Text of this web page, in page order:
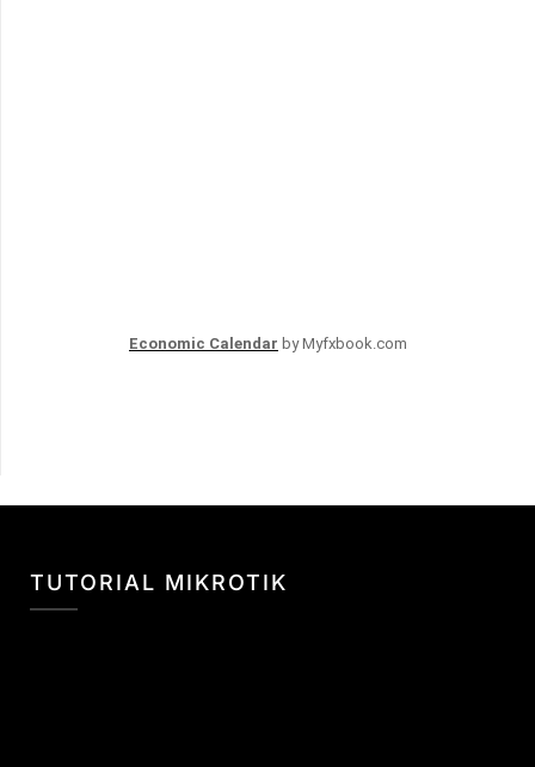
Economic Calendar by Myfxbook.com
TUTORIAL MIKROTIK